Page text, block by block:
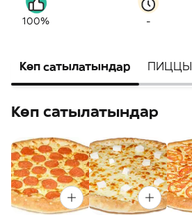
100% -
Көп сатылатындар ПИЦЦЫ
Көп сатылатындар